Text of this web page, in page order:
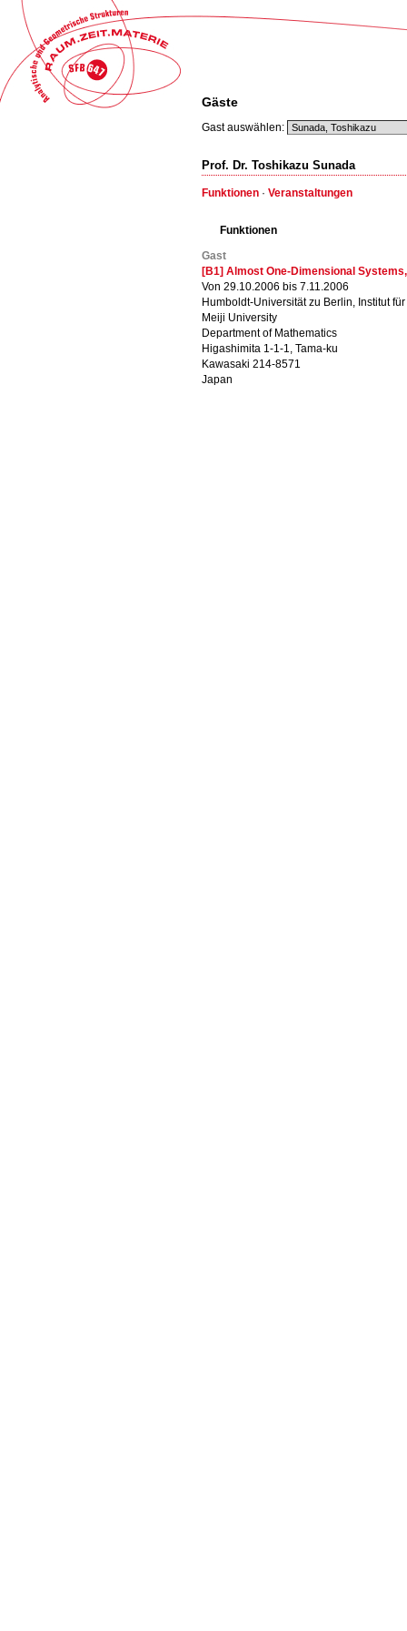
Gäste
Gast auswählen:
Prof. Dr. Toshikazu Sunada
Funktionen · Veranstaltungen
Funktionen
Gast
[B1] Almost One-Dimensional
Von 29.10.2006 bis 7.11.2006
Humboldt-Universität zu Berlin, Institut
Meiji University
Department of Mathematics
Higashimita 1-1-1, Tama-ku
Kawasaki 214-8571
Japan